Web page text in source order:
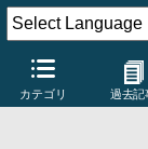
カテゴリ 過去記